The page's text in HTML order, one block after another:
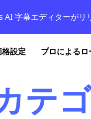
格設定 プロによる
テ
AI 字幕エディターがリ